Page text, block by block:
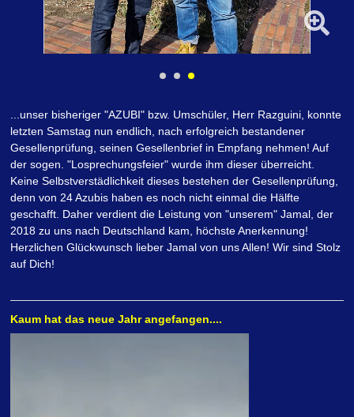
...unser bisheriger "AZUBI" bzw. Umschüler, Herr Razguini, konnte
letzten Samstag nun endlich, nach erfolgreich bestandener
Gesellenprüfung, seinen Gesellenbrief in Empfang nehmen! Auf
der sogen. "Losprechungsfeier" wurde ihm dieser überreicht.
Keine Selbstverstädlichkeit dieses bestehen der Gesellenprüfung,
denn von 24 Azubis haben es noch nicht einmal die Hälfte
geschafft. Daher verdient die Leistung von "unserem" Jamal, der
2018 zu uns nach Deutschland kam, höchste Anerkennung!
Herzlichen Glückwunsch lieber Jamal von uns Allen! Wir sind Stolz
auf Dich!
Kaum hat das neue Jahr angefangen....